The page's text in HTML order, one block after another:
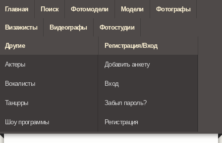
Главная Поиск Фотомодели Модели Фотографы
Визажисты Видеографы Фотостудии
Другие
Актеры
Вокалисты
Танцоры
Шоу программы
Регистрация/Вход
Добавить анкету
Вход
Забыл пароль?
Регистрация